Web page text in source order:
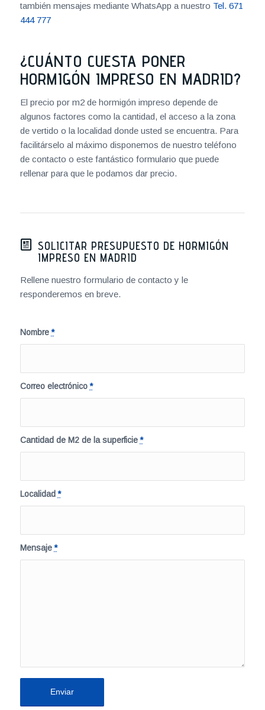
también mensajes mediante WhatsApp a nuestro Tel. 671
444 777
¿CUÁNTO CUESTA PONER
HORMIGÓN IMPRESO EN MADRID?
El precio por m2 de hormigón impreso depende de
algunos factores como la cantidad, el acceso a la zona
de vertido o la localidad donde usted se encuentra. Para
facilitárselo al máximo disponemos de nuestro teléfono
de contacto o este fantástico formulario que puede
rellenar para que le podamos dar precio.
SOLICITAR PRESUPUESTO DE HORMIGÓN
IMPRESO EN MADRID
Rellene nuestro formulario de contacto y le
responderemos en breve.
Nombre*
Correo electrónico*
Cantidad de M2 de la superficie*
Localidad*
Mensaje*